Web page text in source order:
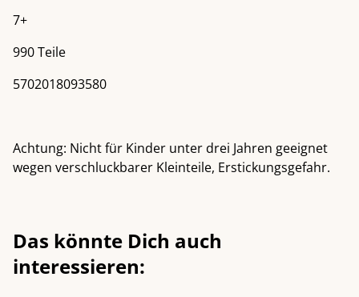
7+
990 Teile
5702018093580
Achtung: Nicht für Kinder unter drei Jahren geeignet
wegen verschluckbarer Kleinteile, Erstickungsgefahr.
Das könnte Dich auch
interessieren: